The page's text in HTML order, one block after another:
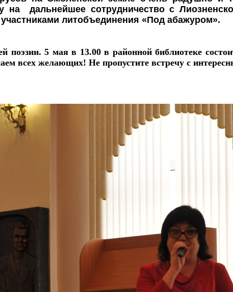
на дальнейшее сотрудничество с
литобъединения «Под абажуром».
поэзии. 5 мая в 13.00 в районной библиотеке
всех желающих! Не пропустите встречу с